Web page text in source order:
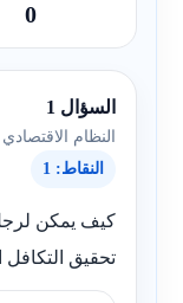
0
السؤال 1
النظام
النقاط: 1
كيف يمكن
تحقيق التكافل